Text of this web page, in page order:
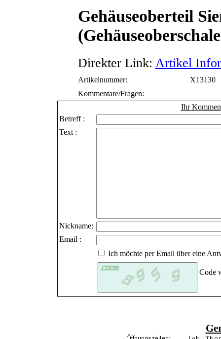
Gehäuseoberteil
Direkter Link: Artikel
Artikelnummer:
X13130
Kommentare/Fragen:
Ihr
Betreff :
Text :
Nickname:
Email :
Ich möchte per Email über eine
Code